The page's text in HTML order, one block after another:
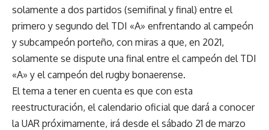
solamente a dos partidos (semifinal y final) entre el
primero y segundo del TDI «A» enfrentando al campeón
y subcampeón porteño, con miras a que, en 2021,
solamente se dispute una final entre el campeón del TDI
«A» y el campeón del rugby bonaerense.
El tema a tener en cuenta es que con esta
reestructuración, el calendario oficial que dará a conocer
la UAR próximamente, irá desde el sábado 21 de marzo